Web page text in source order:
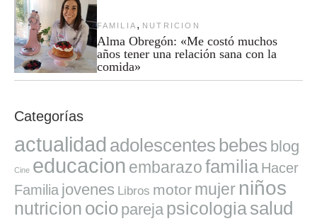
FAMILIA , NUTRICION
Alma Obregón: «Me costó muchos
años tener una relación sana con la
comida»
Categorías
actualidad adolescentes bebes blog
Cine educacion embarazofamilia Hacer
Familia jovenes Libros motor mujer niños
nutricion ocio pareja psicologiasalud